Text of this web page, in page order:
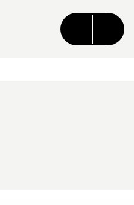
CONTENU